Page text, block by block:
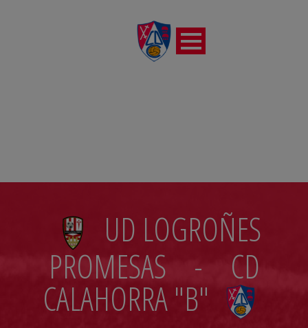
UD LOGROÑES
PROMESAS
- CD
CALAHORRA "B"